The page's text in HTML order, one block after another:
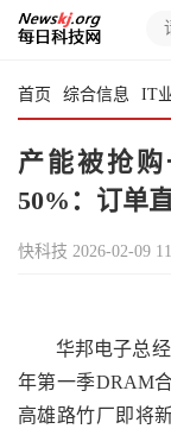
首页 综合信息 IT
产能被抢
50%：订单
快科技 2026-02-09
华邦电子总经
年第一季DRAM
高雄路竹厂即将